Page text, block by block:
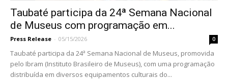
Taubaté participa da 24ª Semana Nacional
de Museus com programação em...
Press Release - 05/15/2026 0
Taubaté participa da 24ª Semana Nacional de Museus, promovida
pelo Ibram (Instituto Brasileiro de Museus), com uma programação
distribuída em diversos equipamentos culturais do...